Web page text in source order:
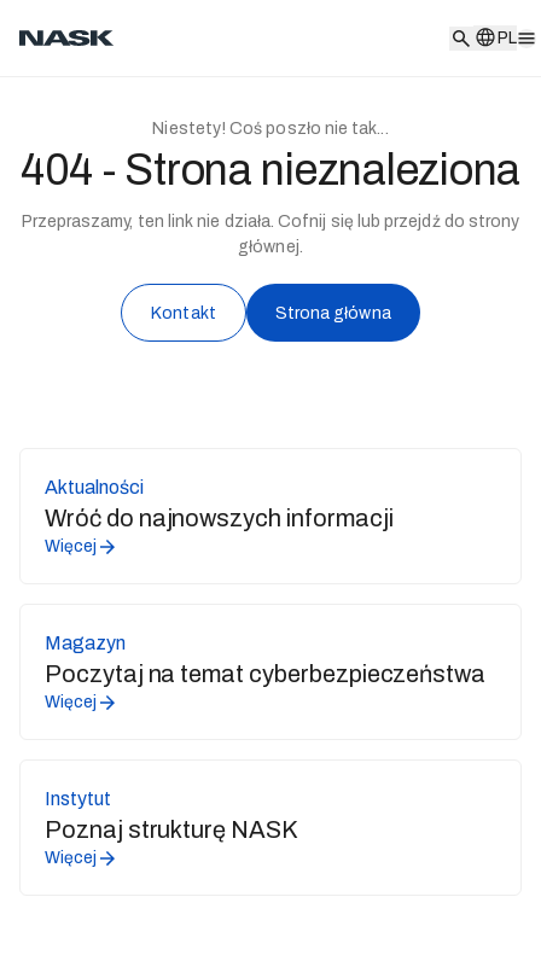
PL
Niestety! Coś poszło nie tak...
404 - Strona nieznaleziona
Przepraszamy, ten link nie działa. Cofnij się lub przejdź do strony
głównej.
Kontakt Strona główna
Aktualności
Wróć do najnowszych informacji
Więcej
Magazyn
Poczytaj na temat cyberbezpieczeństwa
Więcej
Instytut
Poznaj strukturę NASK
Więcej